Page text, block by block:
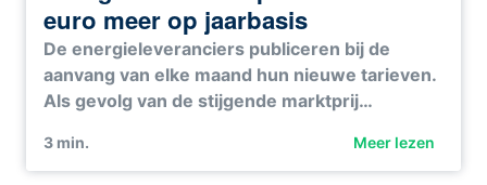
euro meer op jaarbasis
De energieleveranciers publiceren bij de
aanvang van elke maand hun nieuwe tarieven.
Als gevolg van de stijgende marktprij…
3 min. Meer lezen